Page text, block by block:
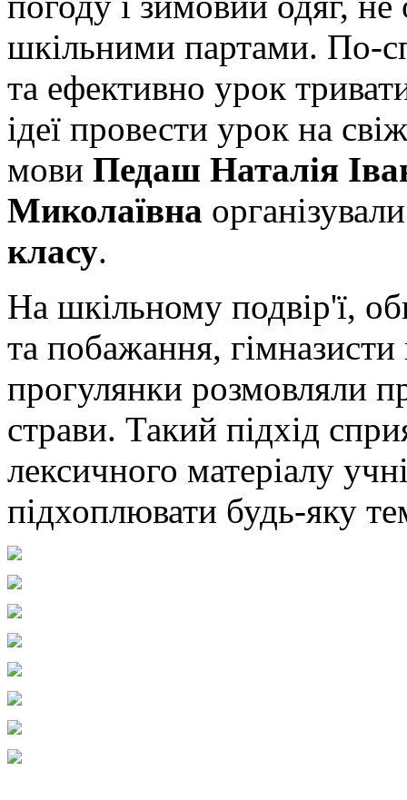
шкільними партами. По-
та ефективно урок
ідеї провести урок на
мови Педаш Наталія
Миколаївна
класу.
На шкільному подвір'ї,
та побажання,
прогулянки розмовляли
страви. Такий підхід
лексичного матеріалу
підхоплювати будь-яку